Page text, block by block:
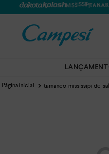
tamanco-mississipi-de-